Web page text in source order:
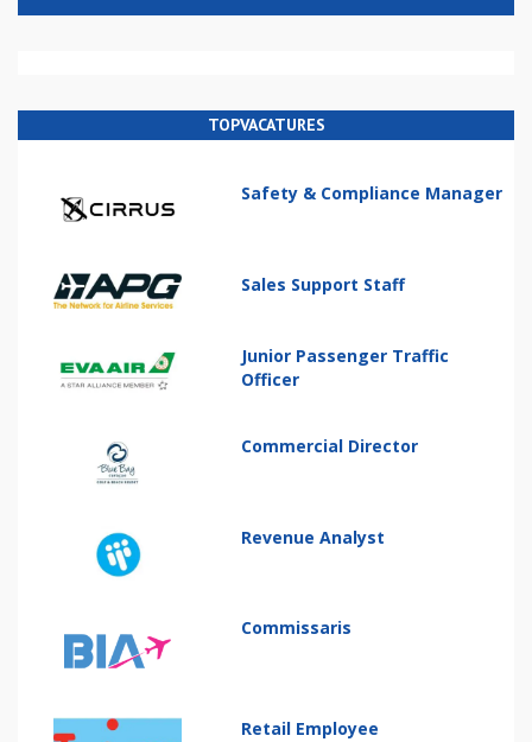
TOPVACATURES
Safety & Compliance Manager
Sales Support Staff
Junior Passenger Traffic
Officer
Commercial Director
Revenue Analyst
Commissaris
Retail Employee